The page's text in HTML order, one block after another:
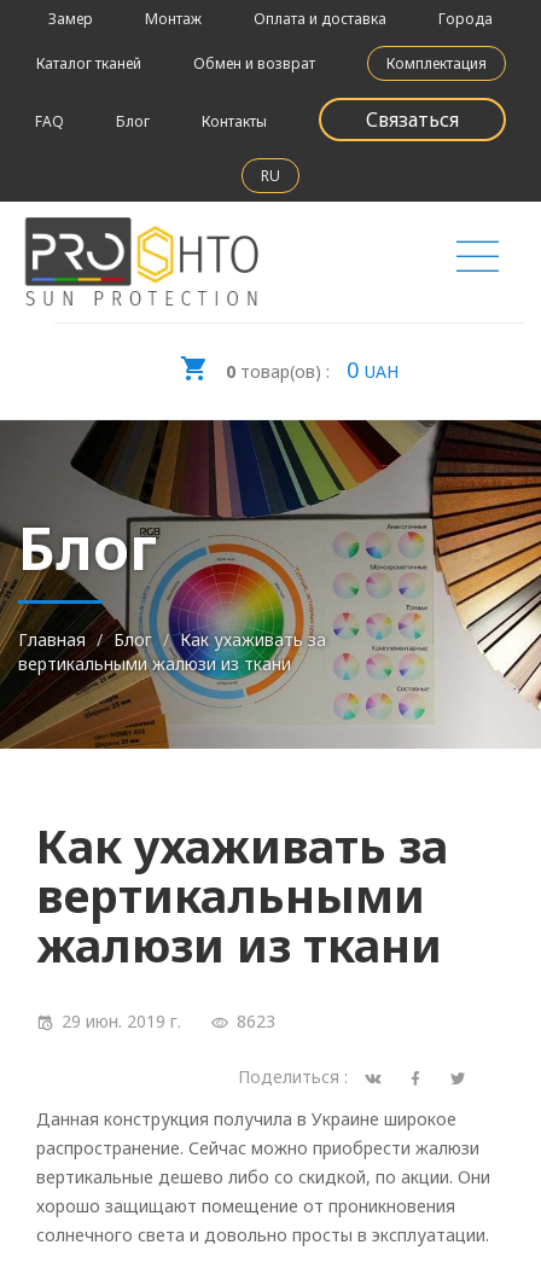
Замер Монтаж Оплата и доставка Города
Каталог тканей Обмен и возврат Комплектация
FAQ Блог Контакты Связаться
RU
0товар(ов) : 0 UAH
Блог
Главная Блог
Как ухаживать за
вертикальными жалюзи из ткани
Как ухаживать за
вертикальными
жалюзи из ткани
29 июн. 2019 г. 8623
Поделиться :
Данная конструкция получила в Украине широкое
распространение. Сейчас можно приобрести жалюзи
вертикальные дешево либо со скидкой, по акции. Они
хорошо защищают помещение от проникновения
солнечного света и довольно просты в эксплуатации.